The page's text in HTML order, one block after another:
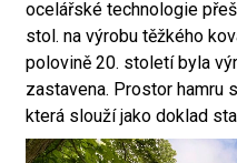
ocelářské technologie
stol. na výrobu těžkého
polovině 20. století byla
zastavena. Prostor hamru
která slouží jako doklad